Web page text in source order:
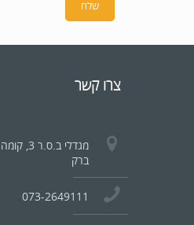
צרו קשר
ברק
073-2649111